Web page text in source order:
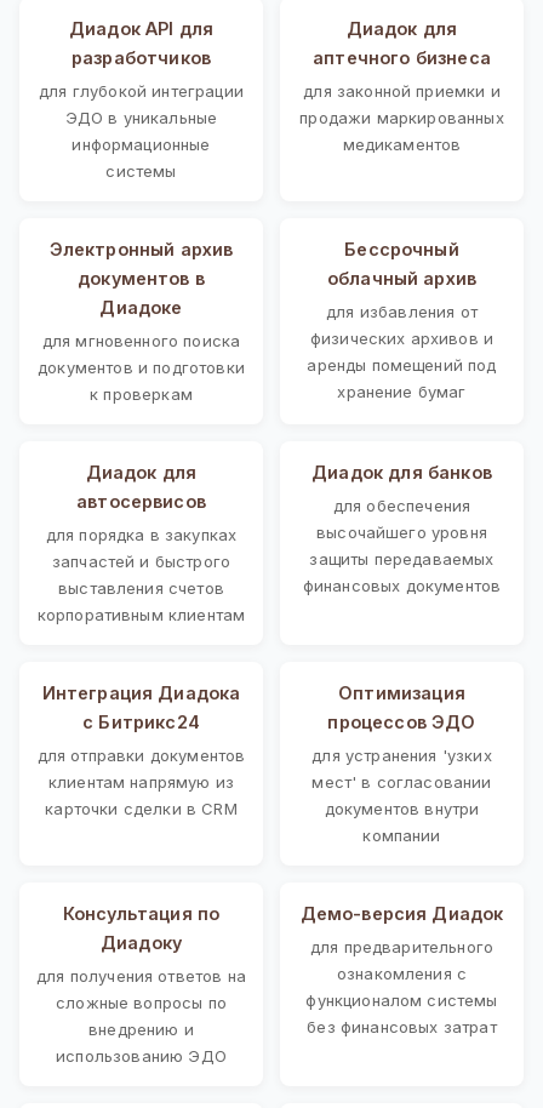
Диадок API для
разработчиков
для глубокой интеграции
ЭДО в уникальные
информационные
системы
Диадок для
аптечного бизнеса
для законной приемки и
продажи маркированных
медикаментов
Электронный архив
документов в
Диадоке
для мгновенного поиска
документов и подготовки
к проверкам
Бессрочный
облачный архив
для избавления от
физических архивов и
аренды помещений под
хранение бумаг
Диадок для
автосервисов
для порядка в закупках
запчастей и быстрого
выставления счетов
корпоративным клиентам
Диадок для банков
для обеспечения
высочайшего уровня
защиты передаваемых
финансовых документов
Интеграция Диадока
с Битрикс24
для отправки документов
клиентам напрямую из
карточки сделки в CRM
Оптимизация
процессов ЭДО
для устранения 'узких
мест' в согласовании
документов внутри
компании
Консультация по
Диадоку
для получения ответов на
сложные вопросы по
внедрению и
использованию ЭДО
Демо-версия Диадок
для предварительного
ознакомления с
функционалом системы
без финансовых затрат